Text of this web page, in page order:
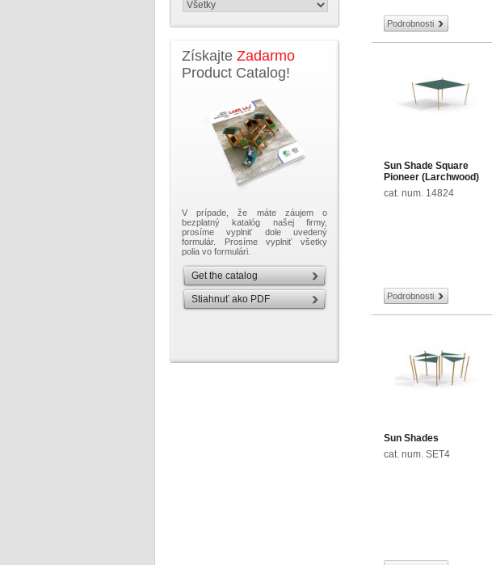
Získajte Zadarmo
Product Catalog!
V prípade, že máte záujem o
bezplatný katalóg našej firmy,
prosíme vyplniť dole uvedený
formulár. Prosíme vyplniť všetky
polia vo formulári.
Get the catalog
Stiahnuť ako PDF
Podrobnosti
Sun Shade Square
Pioneer (Larchwood)
cat. num. 14824
Podrobnosti
Sun Shades
cat. num. SET4